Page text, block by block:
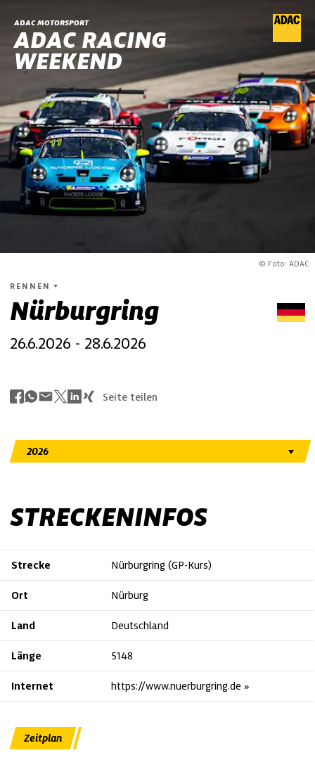
ADAC MOTORSPORT
ADAC RACING
WEEKEND
© Foto: ADAC
RENNEN
Nürburgring
26.6.2026 - 28.6.2026
Seite teilen
STRECKENINFOS
Strecke Nürburgring (GP-Kurs)
Ort Nürburg
Land Deutschland
Länge 5148
Internet https://www.nuerburgring.de
Zeitplan